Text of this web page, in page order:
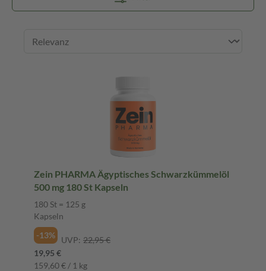
Zein PHARMA Ägyptisches Schwarzkümmelöl
500 mg 180 St Kapseln
180 St = 125 g
Kapseln
-13%
UVP: 22,95 €
19,95 €
159,60 € / 1 kg